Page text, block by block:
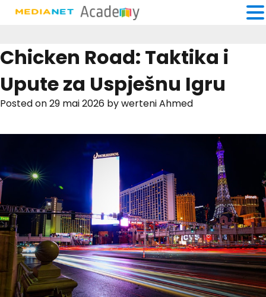
Chicken Road: Taktika i
Upute za Uspješnu Igru
Posted on29 mai 2026 bywerteni Ahmed